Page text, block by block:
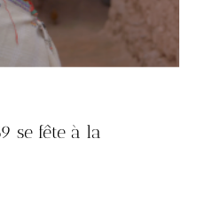
se fête à la